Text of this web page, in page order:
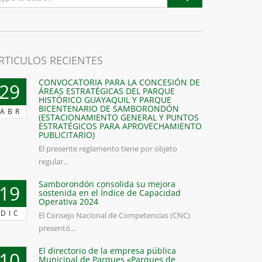
RECIENTES
ABR
CONVOCATORIA PARA LA CONCESIÓN DE
ÁREAS ESTRATÉGICAS DEL PARQUE
HISTÓRICO GUAYAQUIL Y PARQUE
BICENTENARIO DE SAMBORONDÓN
(ESTACIONAMIENTO GENERAL Y PUNTOS
ESTRATÉGICOS PARA APROVECHAMIENTO
PUBLICITARIO)
El presente reglamento tiene por objeto
regular...
DIC
Samborondón consolida su mejora
sostenida en el Índice de Capacidad
Operativa 2024
El Consejo Nacional de Competencias (CNC)
presentó...
El directorio de la empresa pública
Municipal de Parques «Parques de